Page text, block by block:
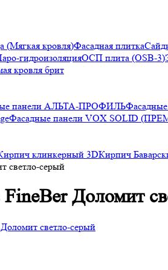
(Мягкая кровля)Фасадная плитка
гидроизоляцияОСП плита (OSB-3)
кровля брит
панели АЛЬТА-ПРОФИЛЬ
Фасадные панели VOX SOLID
клинкерный 3DКирпич
светло-серый
FineBer Доломит